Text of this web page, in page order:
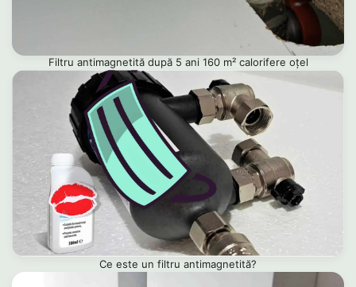
Filtru antimagnetită după 5 ani 160 m² calorifere oțel
Ce este un filtru antimagnetită?